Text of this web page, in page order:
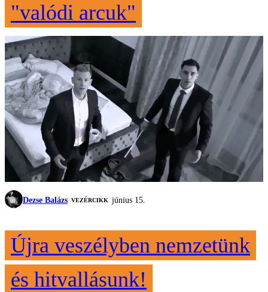
"valódi arcuk"
Dezse Balázs VEZÉRCIKK június 15.
Újra veszélyben nemzetünk
és hitvallásunk!